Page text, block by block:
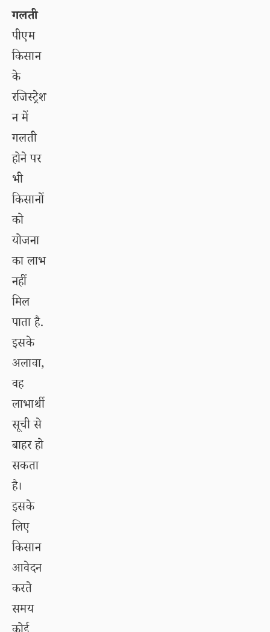
गलती
पीएम
किसान
के
रजिस्ट्रेश
न में
गलती
होने पर
भी
किसानों
को
योजना
का लाभ
नहीं
मिल
पाता है.
इसके
अलावा,
वह
लाभार्थी
सूची से
बाहर हो
सकता
है।
इसके
लिए
किसान
आवेदन
करते
समय